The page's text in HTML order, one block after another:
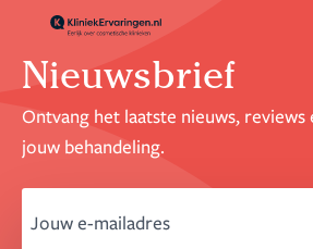
overweegt.Mijn levenslange dank
Trenite!
Nieuwsbrief
Ontvang het laatste nieuws,
jouw behandeling.